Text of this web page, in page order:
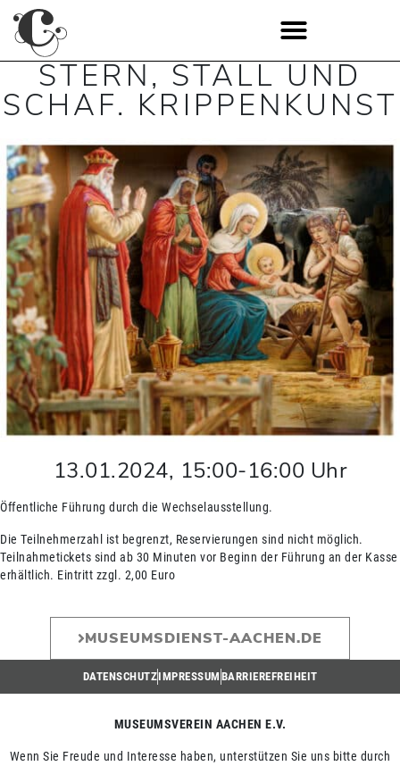
STERN, STALL UND
SCHAF. KRIPPENKUNST
13.01.2024, 15:00-16:00 Uhr
Öffentliche Führung durch die Wechselausstellung.
Die Teilnehmerzahl ist begrenzt, Reservierungen sind nicht möglich.
Teilnahmetickets sind ab 30 Minuten vor Beginn der Führung an der Kasse
erhältlich. Eintritt zzgl. 2,00 Euro
MUSEUMSDIENST-AACHEN.DE
DATENSCHUTZIMPRESSUM BARRIEREFREIHEIT
MUSEUMSVEREIN AACHEN E.V.
Wenn Sie Freude und Interesse haben, unterstützen Sie uns bitte durch